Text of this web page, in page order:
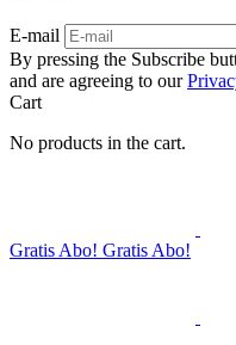
E-mail
By pressing the Subscribe
and are agreeing to our
Cart
No products in the cart.
Gratis Abo! Gratis Abo!